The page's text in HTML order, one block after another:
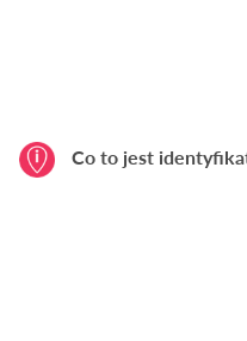
Co to jest